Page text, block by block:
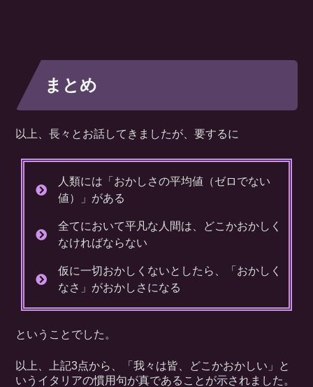
まとめ
以上、長々とお話してきましたが、要するに
人類には「おかしさの平均値（ゼロでない
値）」がある
全てにおいて平凡な人間は、どこかおかしく
なければならない
仮に一切おかしくないとしたら、「おかしく
なさ」がおかしさになる
ということでした。
以上、上記3点から、「我々は皆、どこかおかしい」と
いうイタリアの慣用句が真であることが示されました。